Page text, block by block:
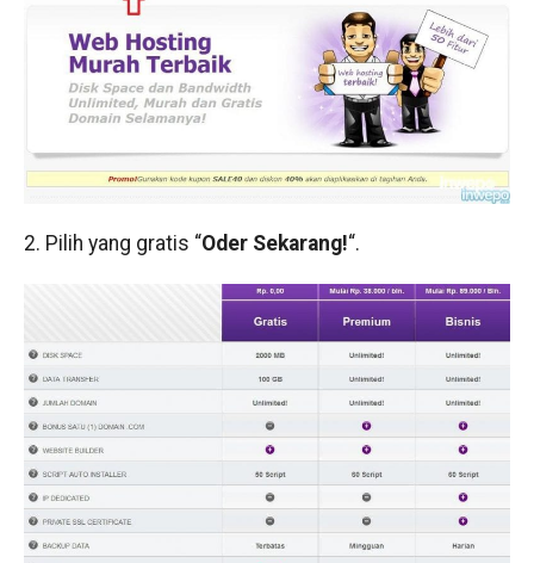
2. Pilih yang gratis “Oder Sekarang!“.